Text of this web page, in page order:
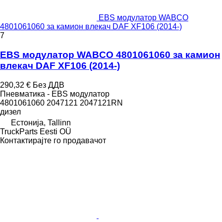
EBS модулатор WABCO
4801061060 за камион влекач DAF XF106 (2014-)
7
EBS модулатор WABCO 4801061060 за камион
влекач DAF XF106 (2014-)
290,32 € Без ДДВ
Пневматика - EBS модулатор
4801061060 2047121 2047121RN
дизел
Естонија, Tallinn
TruckParts Eesti OÜ
Контактирајте го продавачот